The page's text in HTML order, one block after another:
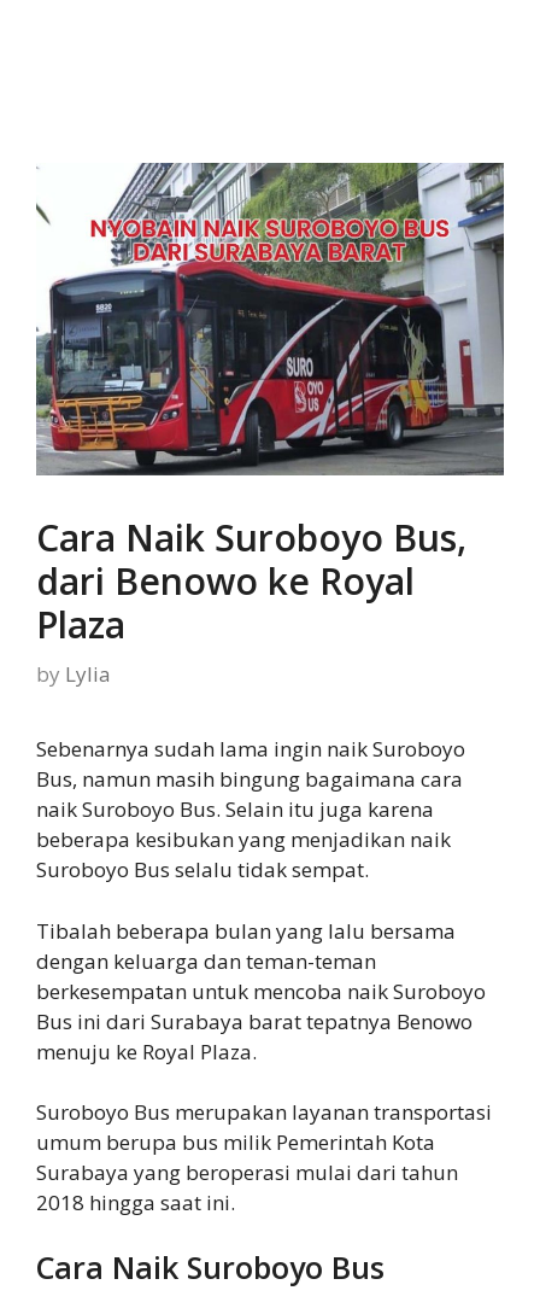
Cara Naik Suroboyo Bus,
dari Benowo ke Royal
Plaza
by Lylia
Sebenarnya sudah lama ingin naik Suroboyo
Bus, namun masih bingung bagaimana cara
naik Suroboyo Bus. Selain itu juga karena
beberapa kesibukan yang menjadikan naik
Suroboyo Bus selalu tidak sempat.
Tibalah beberapa bulan yang lalu bersama
dengan keluarga dan teman-teman
berkesempatan untuk mencoba naik Suroboyo
Bus ini dari Surabaya barat tepatnya Benowo
menuju ke Royal Plaza.
Suroboyo Bus merupakan layanan transportasi
umum berupa bus milik Pemerintah Kota
Surabaya yang beroperasi mulai dari tahun
2018 hingga saat ini.
Cara Naik Suroboyo Bus